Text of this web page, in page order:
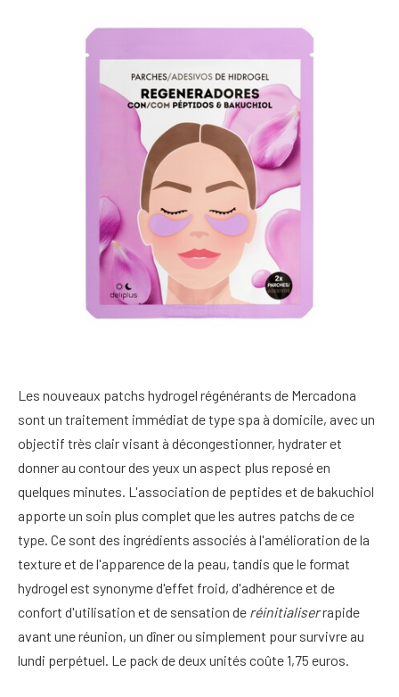
Les nouveaux patchs hydrogel régénérants de Mercadona
sont un traitement immédiat de type spa à domicile, avec un
objectif très clair visant à décongestionner, hydrater et
donner au contour des yeux un aspect plus reposé en
quelques minutes. L'association de peptides et de bakuchiol
apporte un soin plus complet que les autres patchs de ce
type. Ce sont des ingrédients associés à l'amélioration de la
texture et de l'apparence de la peau, tandis que le format
hydrogel est synonyme d'effet froid, d'adhérence et de
confort d'utilisation et de sensation de réinitialiserrapide
avant une réunion, un dîner ou simplement pour survivre au
lundi perpétuel. Le pack de deux unités coûte 1,75 euros.